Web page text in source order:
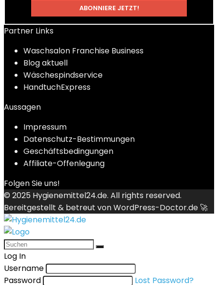
Partner Links
Waschsalon Franchise Business
Blog aktuell
Wäschespindservice
HandtuchExpress
Aussagen
Impressum
Datenschutz-Bestimmungen
Geschäftsbedingungen
Affiliate-Offenlegung
Folgen Sie uns!
© 2025 Hygienemittel24.de. All rights reserved.
Bereitgestellt & betreut vonWordPress-Doctor.de 🚀
Log In
Username
Password
Lost Password?